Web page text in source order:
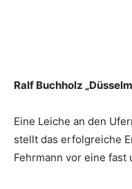
Ralf Buchholz
Eine Leiche an den
stellt das erfolgreiche
Fehrmann vor eine